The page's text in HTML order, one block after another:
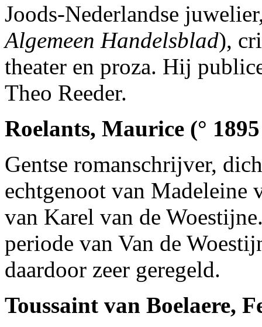
Joods-Nederlandse
Algemeen Handelsblad),
theater en proza. Hij
Theo Reeder.
Roelants, Maurice (°
Gentse romanschrijver,
echtgenoot van Madeleine
van Karel van de
periode van Van de
daardoor zeer geregeld.
Toussaint van Boelaere,